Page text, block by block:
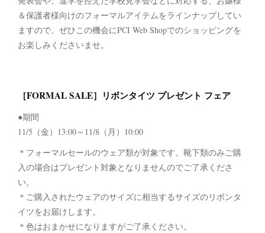
＆保護者様向けのフォーマルアイテムをラインナップしてい
ますので、ぜひこの機会にPCI Web Shopでのショッピングを
お楽しみくださいませ。
［FORMAL SALE］リボンタイツ プレゼント フェア
●期間
11/5（金）13:00～11/8（月）10:00
＊フォーマルセールのウェア類が対象です。靴下類のみご購
入の場合はプレゼント対象となりませんのでご了承くださ
い。
＊ご購入されたウェアのサイズに相当するサイズのリボンタ
イツをお届けします。
＊色はおまかせになりますがご了承ください。